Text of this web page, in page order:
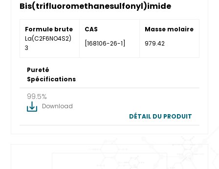
Bis(trifluoromethanesulfonyl)imide
Formule brute
La(C2F6NO4S2)
3
CAS
[168106-26-1]
Masse molaire
979.42
Pureté
Spécifications
99.5%
Download
DÉTAIL DU PRODUIT